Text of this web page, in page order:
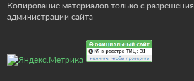
Копирование материалов только с разрешения
администрации сайта